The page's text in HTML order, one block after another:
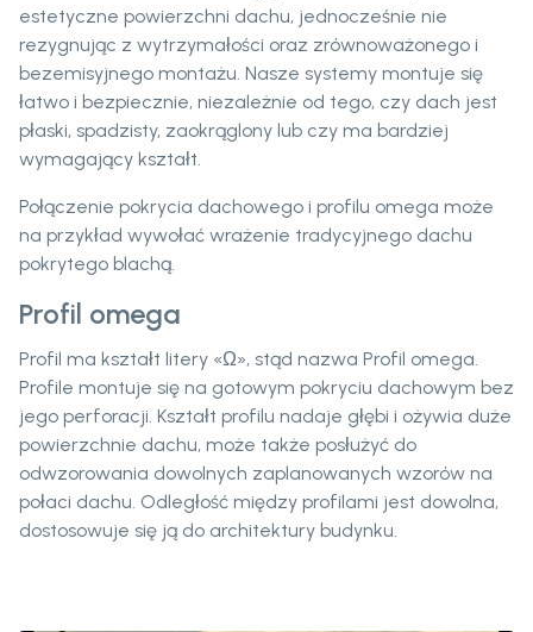
estetyczne powierzchni dachu, jednocześnie nie
rezygnując z wytrzymałości oraz zrównoważonego i
bezemisyjnego montażu. Nasze systemy montuje się
łatwo i bezpiecznie, niezależnie od tego, czy dach jest
płaski, spadzisty, zaokrąglony lub czy ma bardziej
wymagający kształt.
Połączenie pokrycia dachowego i profilu omega może
na przykład wywołać wrażenie tradycyjnego dachu
pokrytego blachą.
Profil omega
Profil ma kształt litery «Ω», stąd nazwa Profil omega.
Profile montuje się na gotowym pokryciu dachowym bez
jego perforacji. Kształt profilu nadaje głębi i ożywia duże
powierzchnie dachu, może także posłużyć do
odwzorowania dowolnych zaplanowanych wzorów na
połaci dachu. Odległość między profilami jest dowolna,
dostosowuje się ją do architektury budynku.